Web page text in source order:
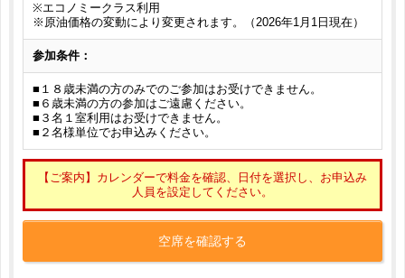
※エコノミークラス利用
※原油価格の変動により変更されます。（2026年1月1日現在）
参加条件：
■１８歳未満の方のみでのご参加はお受けできません。
■６歳未満の方の参加はご遠慮ください。
■３名１室利用はお受けできません。
■２名様単位でお申込みください。
【ご案内】カレンダーで料金を確認、日付を選択し、お申込み
人員を設定してください。
空席を確認する